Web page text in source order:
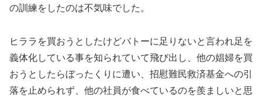
の訓練をしたのは不気味でした。
ヒララを買おうとしたけどバトーに足りないと言われ足を
義体化している事を知られていて飛び出し、他の娼婦を買
おうとしたらぼったくりに遭い、招慰難民救済基金への引
落を止められず、他の社員が食べているのを羨ましいと思